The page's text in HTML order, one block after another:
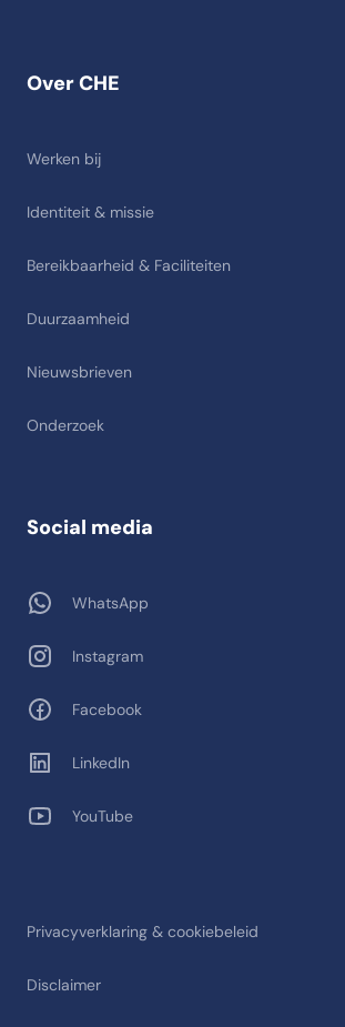
Over CHE
Werken bij
Identiteit & missie
Bereikbaarheid & Faciliteiten
Duurzaamheid
Nieuwsbrieven
Onderzoek
Privacyverklaring & cookiebeleid
Disclaimer
Social media
WhatsApp
Instagram
Facebook
LinkedIn
YouTube